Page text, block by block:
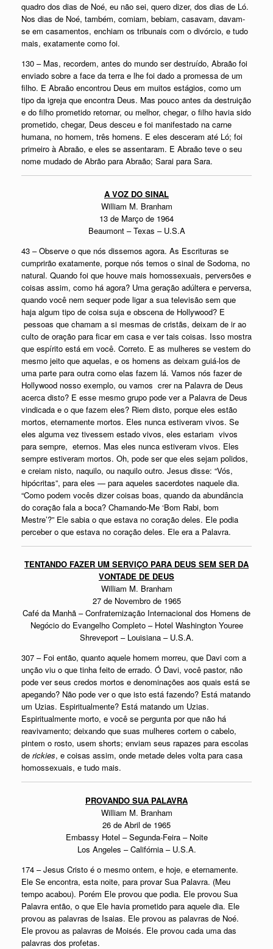
quadro dos dias de Noé, eu não sei, quero dizer, dos dias de Ló.
Nos dias de Noé, também, comiam, bebiam, casavam, davam-
se em casamentos, enchiam os tribunais com o divórcio, e tudo
mais, exatamente como foi.
130 – Mas, recordem, antes do mundo ser destruído, Abraão foi
enviado sobre a face da terra e lhe foi dado a promessa de um
filho. E Abraão encontrou Deus em muitos estágios, como um
tipo da igreja que encontra Deus. Mas pouco antes da destruição
e do filho prometido retornar, ou melhor, chegar, o filho havia sido
prometido, chegar, Deus desceu e foi manifestado na carne
humana, no homem, três homens. E eles desceram até Ló; foi
primeiro à Abraão, e eles se assentaram. E Abraão teve o seu
nome mudado de Abrão para Abraão; Sarai para Sara.
A VOZ DO SINAL
William M. Branham
13 de Março de 1964
Beaumont – Texas – U.S.A
43 – Observe o que nós dissemos agora. As Escrituras se
cumprirão exatamente, porque nós temos o sinal de Sodoma, no
natural. Quando foi que houve mais homossexuais, perversões e
coisas assim, como há agora? Uma geração adúltera e perversa,
quando você nem sequer pode ligar a sua televisão sem que
haja algum tipo de coisa suja e obscena de Hollywood? E
pessoas que chamam a si mesmas de cristãs, deixam de ir ao
culto de oração para ficar em casa e ver tais coisas. Isso mostra
que espírito está em você. Correto. E as mulheres se vestem do
mesmo jeito que aquelas, e os homens as deixam guiá-los de
uma parte para outra como elas fazem lá. Vamos nós fazer de
Hollywood nosso exemplo, ou vamos crer na Palavra de Deus
acerca disto? E esse mesmo grupo pode ver a Palavra de Deus
vindicada e o que fazem eles? Riem disto, porque eles estão
mortos, eternamente mortos. Eles nunca estiveram vivos. Se
eles alguma vez tivessem estado vivos, eles estariam vivos
para sempre, eternos. Mas eles nunca estiveram vivos. Eles
sempre estiveram mortos. Oh, pode ser que eles sejam polidos,
e creiam nisto, naquilo, ou naquilo outro. Jesus disse: “Vós,
hipócritas”, para eles — para aqueles sacerdotes naquele dia.
“Como podem vocês dizer coisas boas, quando da abundância
do coração fala a boca? Chamando-Me ‘Bom Rabi, bom
Mestre’?” Ele sabia o que estava no coração deles. Ele podia
perceber o que estava no coração deles. Ele era a Palavra.
TENTANDO FAZER UM SERVIÇO PARA DEUS SEM SER DA
VONTADE DE DEUS
William M. Branham
27 de Novembro de 1965
Café da Manhã – Confraternização Internacional dos Homens de
Negócio do Evangelho Completo – Hotel Washington Youree
Shreveport – Louisiana – U.S.A.
307 – Foi então, quanto aquele homem morreu, que Davi com a
unção viu o que tinha feito de errado. Ó Davi, você pastor, não
pode ver seus credos mortos e denominações aos quais está se
apegando? Não pode ver o que isto está fazendo? Está matando
um Uzias. Espiritualmente? Está matando um Uzias.
Espiritualmente morto, e você se pergunta por que não há
reavivamento; deixando que suas mulheres cortem o cabelo,
pintem o rosto, usem shorts; enviam seus rapazes para escolas
de rickies, e coisas assim, onde metade deles volta para casa
homossexuais, e tudo mais.
PROVANDO SUA PALAVRA
William M. Branham
26 de Abril de 1965
Embassy Hotel – Segunda-Feira – Noite
Los Angeles – Califórnia – U.S.A.
174 – Jesus Cristo é o mesmo ontem, e hoje, e eternamente.
Ele Se encontra, esta noite, para provar Sua Palavra. (Meu
tempo acabou). Porém Ele provou que podia. Ele provou Sua
Palavra então, o que Ele havia prometido para aquele dia. Ele
provou as palavras de Isaias. Ele provou as palavras de Noé.
Ele provou as palavras de Moisés. Ele provou cada uma das
palavras dos profetas.